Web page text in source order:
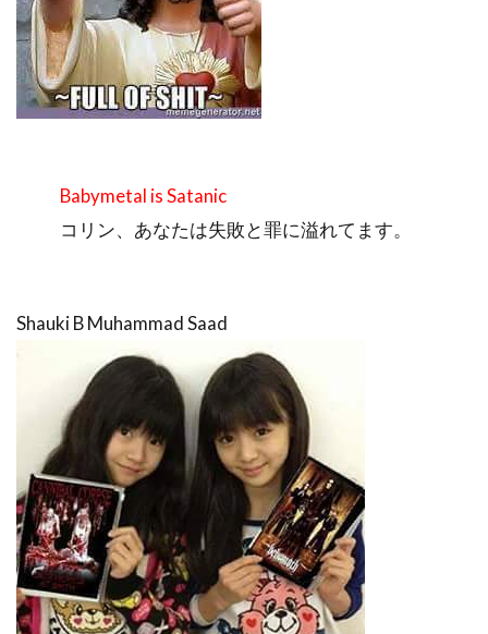
Babymetal is Satanic
コリン、あなたは失敗と罪に溢れてます。
Shauki B Muhammad Saad